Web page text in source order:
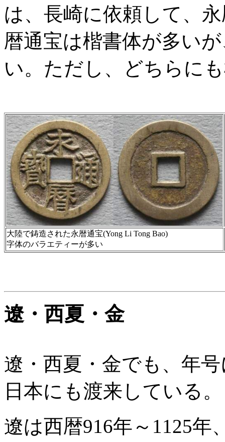
は、長崎に依頼して、
暦通宝は楷書体が多い
い。ただし、どちらに
大陸で鋳造された永暦通宝(Yong Li Tong Bao)
字体のバラエティーが多い
遼・西夏・金
遼・西夏・金でも、年
日本にも渡来している。
遼は西暦916年～1125